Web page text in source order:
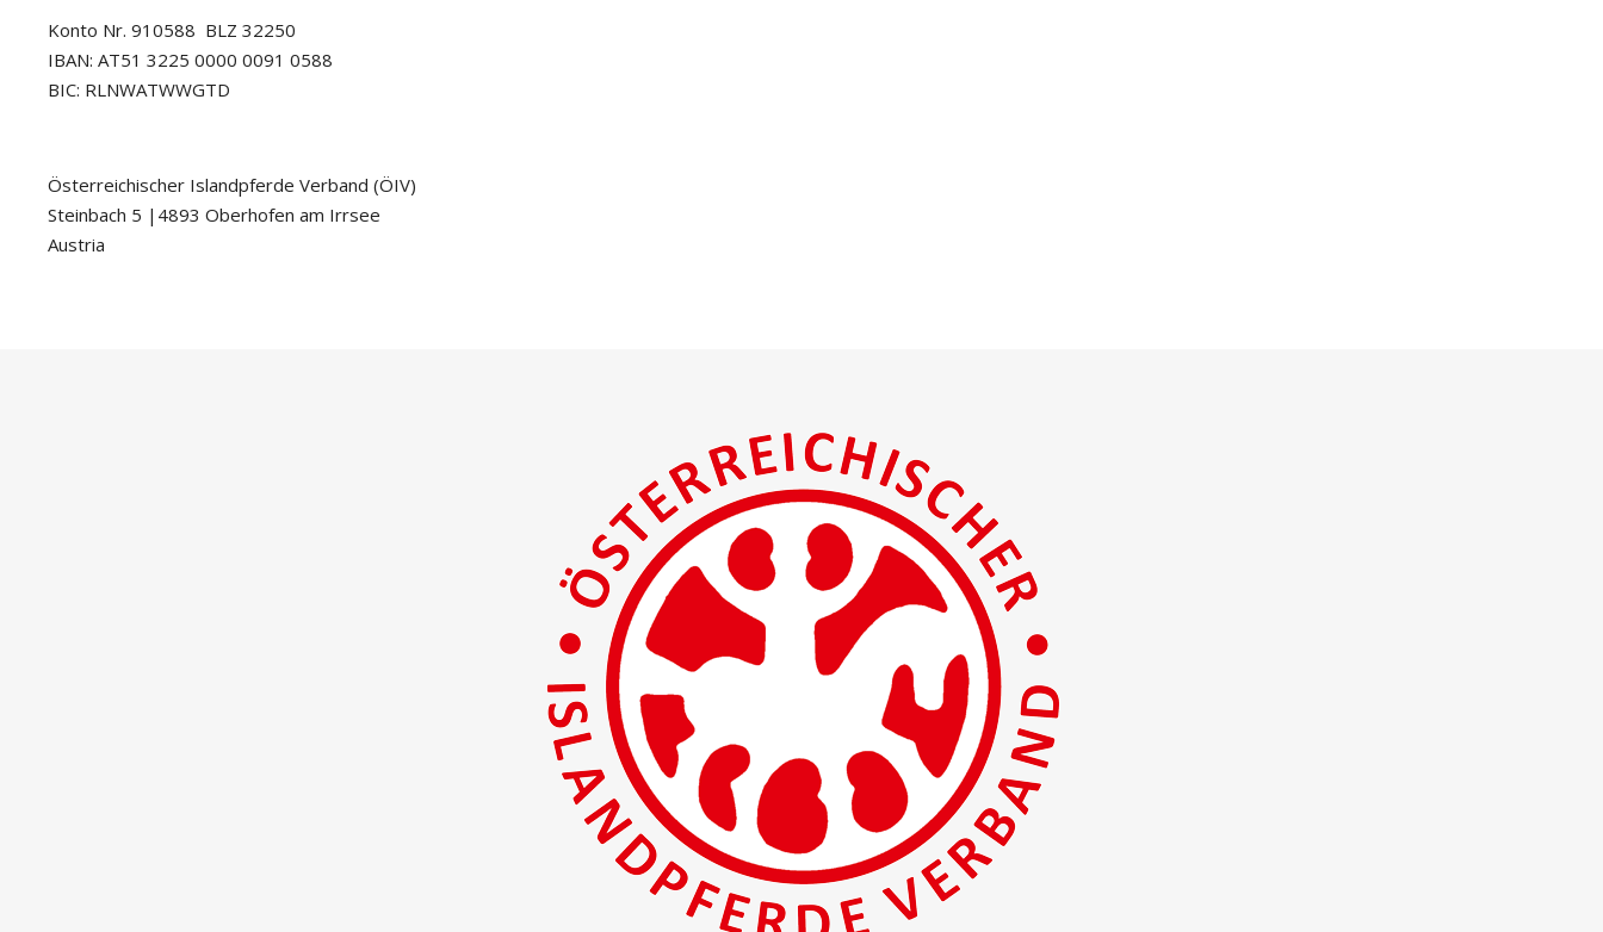
Konto Nr. 910588 BLZ 32250
IBAN: AT51 3225 0000 0091 0588
BIC: RLNWATWWGTD
Österreichischer Islandpferde Verband (ÖIV)
Steinbach 5 |4893 Oberhofen am Irrsee
Austria